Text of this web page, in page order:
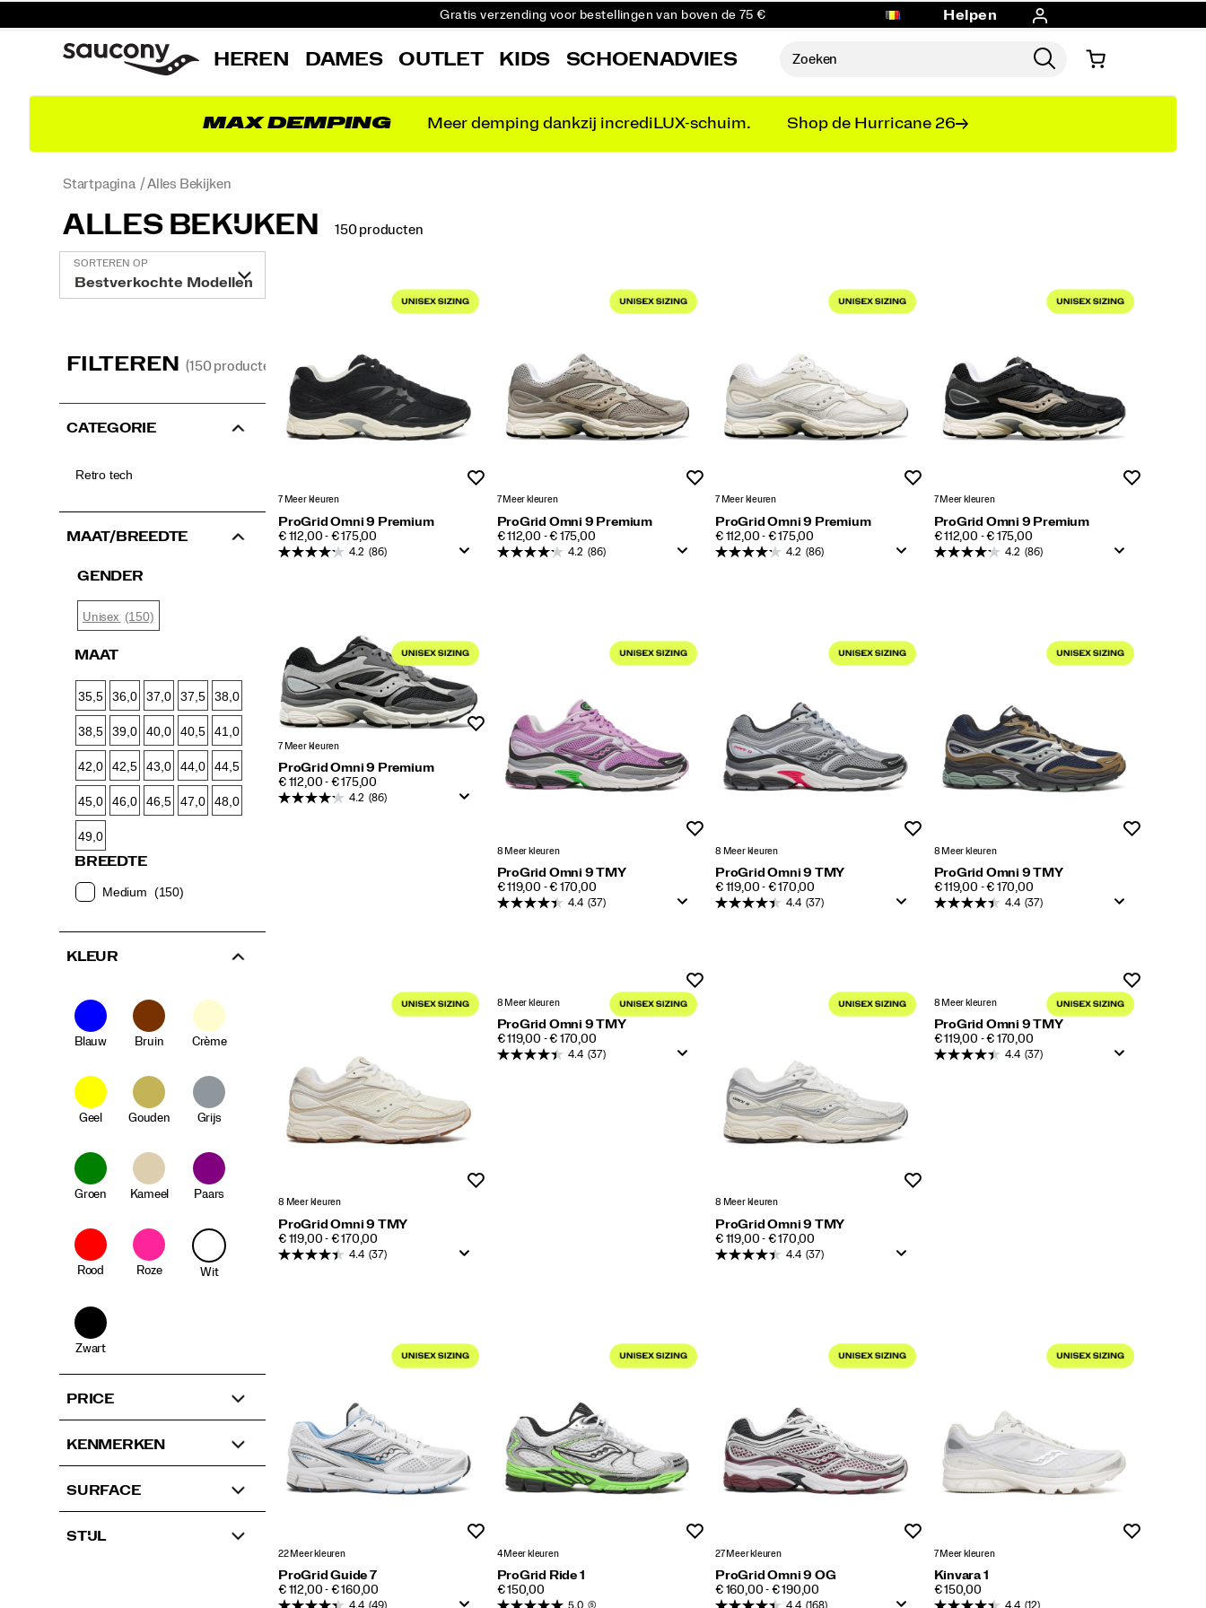
Gratis verzending voor bestellingen van boven de 75 €
Krijg 10% korting op je eerste bestelling
Helpen
HEREN DAMES OUTLET KIDS SCHOENADVIES
MAX DEMPING Meer demping dankzij incrediLUX-schuim. Shop de Hurricane 26
Startpagina Alles Bekijken
ALLES BEKIJKEN 150 producten
7 Meer kleuren
ProGrid Omni 9 Premium
PRICE
€ 112,00 - € 175,00
4.2 (86)
7 Meer kleuren
ProGrid Omni 9 Premium
PRICE
€ 112,00 - € 175,00
4.2 (86)
7 Meer kleuren
ProGrid Omni 9 Premium
PRICE
€ 112,00 - € 175,00
4.2 (86)
7 Meer kleuren
ProGrid Omni 9 Premium
PRICE
€ 112,00 - € 175,00
4.2 (86)
7 Meer kleuren
ProGrid Omni 9 Premium
PRICE
€ 112,00 - € 175,00
4.2 (86)
Wenslijst
8 Meer kleuren
ProGrid Omni 9 TMY
PRICE
€ 119,00 - € 170,00
4.4 (37)
8 Meer kleuren
ProGrid Omni 9 TMY
PRICE
€ 119,00 - € 170,00
4.4 (37)
8 Meer kleuren
ProGrid Omni 9 TMY
PRICE
€ 119,00 - € 170,00
4.4 (37)
8 Meer kleuren
ProGrid Omni 9 TMY
PRICE
€ 119,00 - € 170,00
4.4 (37)
8 Meer kleuren
ProGrid Omni 9 TMY
PRICE
€ 119,00 - € 170,00
4.4 (37)
8 Meer kleuren
ProGrid Omni 9 TMY
PRICE
€ 119,00 - € 170,00
4.4 (37)
8 Meer kleuren
ProGrid Omni 9 TMY
PRICE
€ 119,00 - € 170,00
4.4 (37)
22 Meer kleuren
ProGrid Guide 7
PRICE
€ 112,00 - € 160,00
4.4 (49)
4 Meer kleuren
ProGrid Ride 1
PRICE
€ 150,00
5.0 (5)
27 Meer kleuren
ProGrid Omni 9 OG
PRICE
€ 160,00 - € 190,00
4.4 (168)
7 Meer kleuren
Kinvara 1
PRICE
€ 150,00
4.4 (12)
SORTEREN OP
FILTEREN (150 producten)
CATEGORIE
Retro tech
MAAT/BREEDTE
GENDER
Unisex (150)
MAAT
35,5 36,0 37,0 37,5 38,0
38,5 39,0 40,0 40,5 41,0
42,0 42,5 43,0 44,0 44,5
45,0 46,0 46,5 47,0 48,0
49,0
BREEDTE
Medium (150)
KLEUR
Blauw Bruin Crème
Geel Gouden Grijs
Groen Kameel Paars
Rood Roze Wit
Zwart
PRICE
KENMERKEN
SURFACE
STIJL